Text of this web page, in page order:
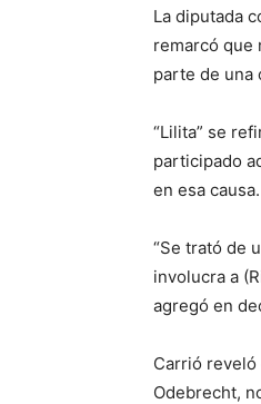
La diputada
remarcó que
parte de una
“Lilita” se
participado
en esa causa.
“Se trató de
involucra a
agregó en
Carrió reveló
Odebrecht,